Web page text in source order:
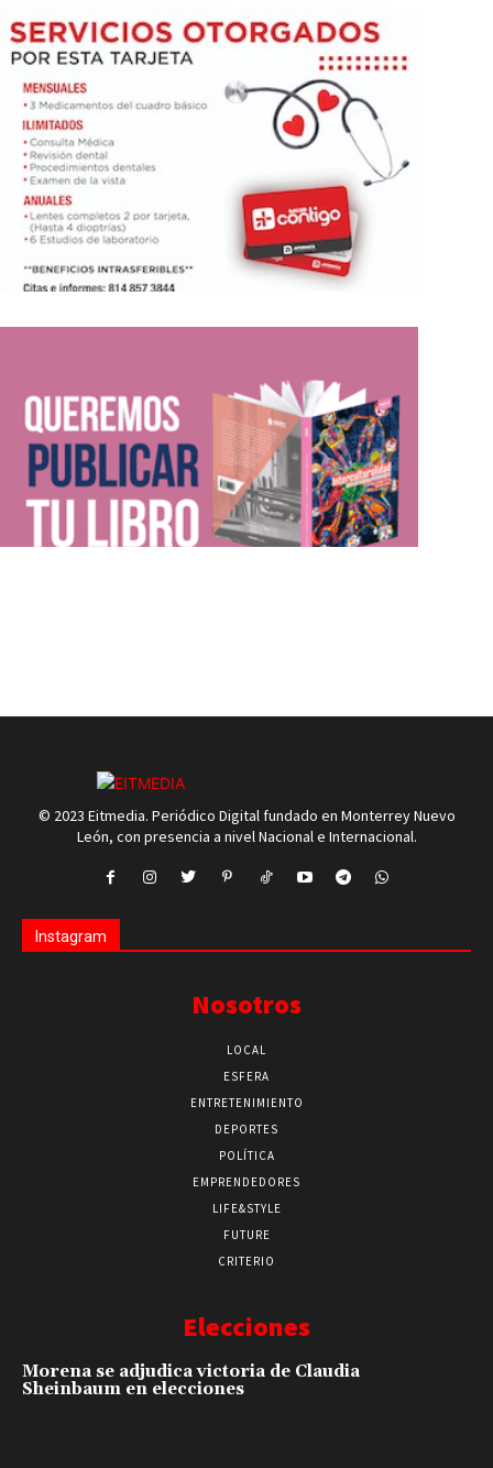
© 2023 Eitmedia. Periódico Digital fundado en Monterrey Nuevo
León, con presencia a nivel Nacional e Internacional.
Instagram
Nosotros
LOCAL
ESFERA
ENTRETENIMIENTO
DEPORTES
POLÍTICA
EMPRENDEDORES
LIFE&STYLE
FUTURE
CRITERIO
Elecciones
Morena se adjudica victoria de Claudia
Sheinbaum en elecciones